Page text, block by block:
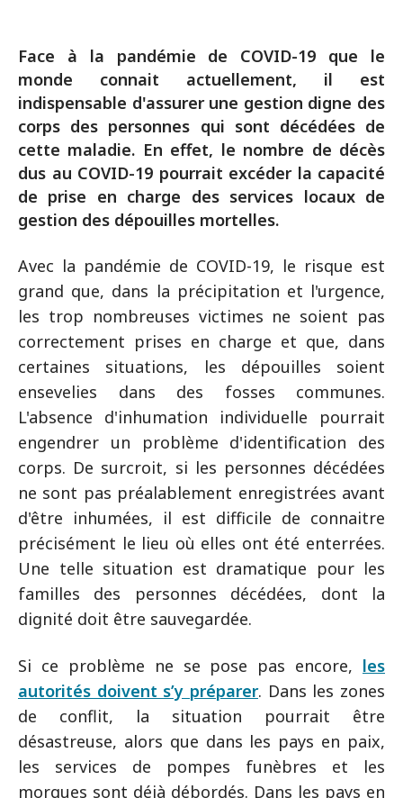
Face à la pandémie de COVID-19 que le
monde connait actuellement, il est
indispensable d'assurer une gestion digne des
corps des personnes qui sont décédées de
cette maladie. En effet, le nombre de décès
dus au COVID-19 pourrait excéder la capacité
de prise en charge des services locaux de
gestion des dépouilles mortelles.
Avec la pandémie de COVID-19, le risque est
grand que, dans la précipitation et l'urgence,
les trop nombreuses victimes ne soient pas
correctement prises en charge et que, dans
certaines situations, les dépouilles soient
ensevelies dans des fosses communes.
L'absence d'inhumation individuelle pourrait
engendrer un problème d'identification des
corps. De surcroit, si les personnes décédées
ne sont pas préalablement enregistrées avant
d'être inhumées, il est difficile de connaitre
précisément le lieu où elles ont été enterrées.
Une telle situation est dramatique pour les
familles des personnes décédées, dont la
dignité doit être sauvegardée.
Si ce problème ne se pose pas encore, les
autorités doivent s’y préparer. Dans les zones
de conflit, la situation pourrait être
désastreuse, alors que dans les pays en paix,
les services de pompes funèbres et les
morgues sont déjà débordés. Dans les pays en